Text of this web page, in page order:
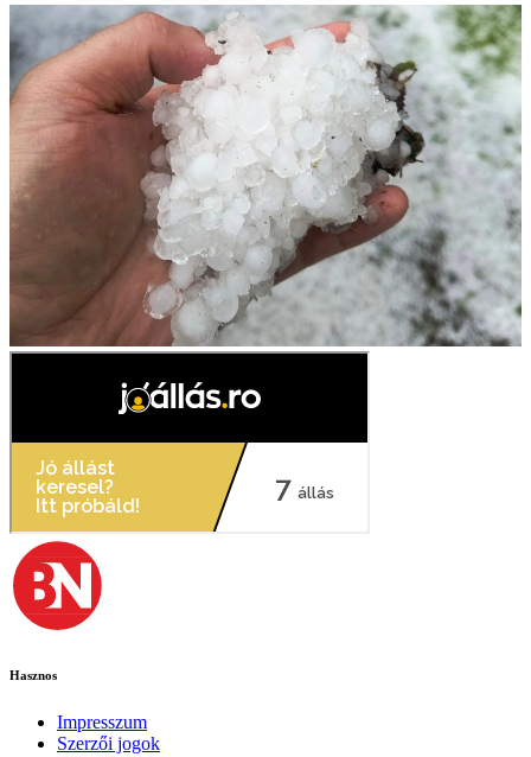
Hasznos
Impresszum
Szerzői jogok